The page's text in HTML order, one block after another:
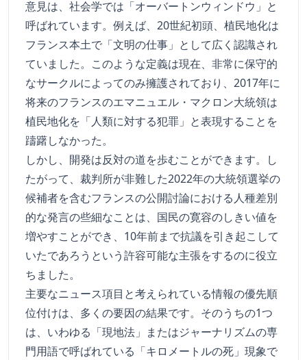
意見は、社会学では「オーバートンウィンドウ」と
呼ばれています。例えば、20世紀初頭、植民地化は
フランス本土で「文明の仕事」として広く認識され
ていました。このような定義は現在、非常に保守的
なサークルによってのみ擁護されており、2017年に
将来のフランスのエマニュエル・マクロン大統領は
植民地化を「人類に対する犯罪」と表現することを
躊躇しなかった。
しかし、開発は反対の道を歩むことができます。し
たがって、裁判所が非難した2022年の大統領選挙の
候補者を含むフランスの公開討論における人種差別
的な発言の些細なことは、国民の寛容のしきい値を
増やすことができ、10年前まで抗議を引き起こして
いたであろうという許容可能な主張をするのに役立
ちました。
主要なニュース項目と考えられている情報の優先順
位付けは、多くの要因の結果です。そのうちの1つ
は、いわゆる「現地法」またはジャーナリズムの専
門用語で呼ばれている「キロメートルの死」現象で